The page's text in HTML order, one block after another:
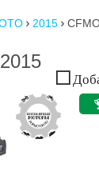
 2015 